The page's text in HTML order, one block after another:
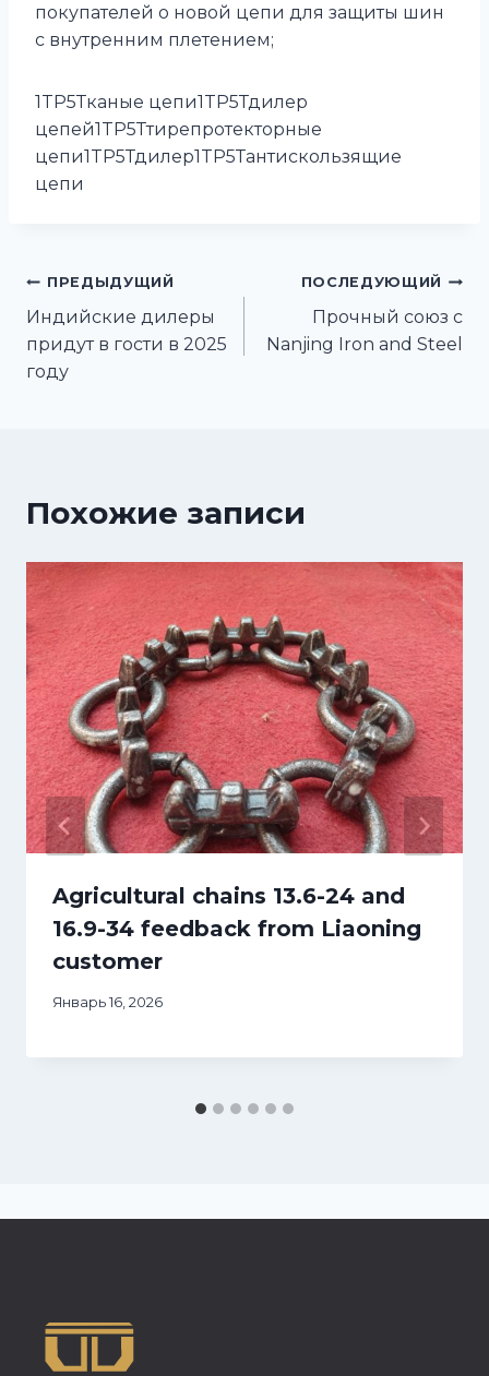
покупателей о новой цепи для защиты шин
с внутренним плетением;
1TP5Тканые цепи1TP5Тдилер
цепей1TP5Ттирепротекторные
цепи1TP5Тдилер1TP5Тантискользящие
цепи
Навигация
по
записям
ПРЕДЫДУЩИЙ
Индийские дилеры
придут в гости в 2025
году
ПОСЛЕДУЮЩИЙ
Прочный союз с
Nanjing Iron and Steel
Похожие записи
Agricultural chains 13.6-24 and
16.9-34 feedback from Liaoning
customer
Январь 16, 2026